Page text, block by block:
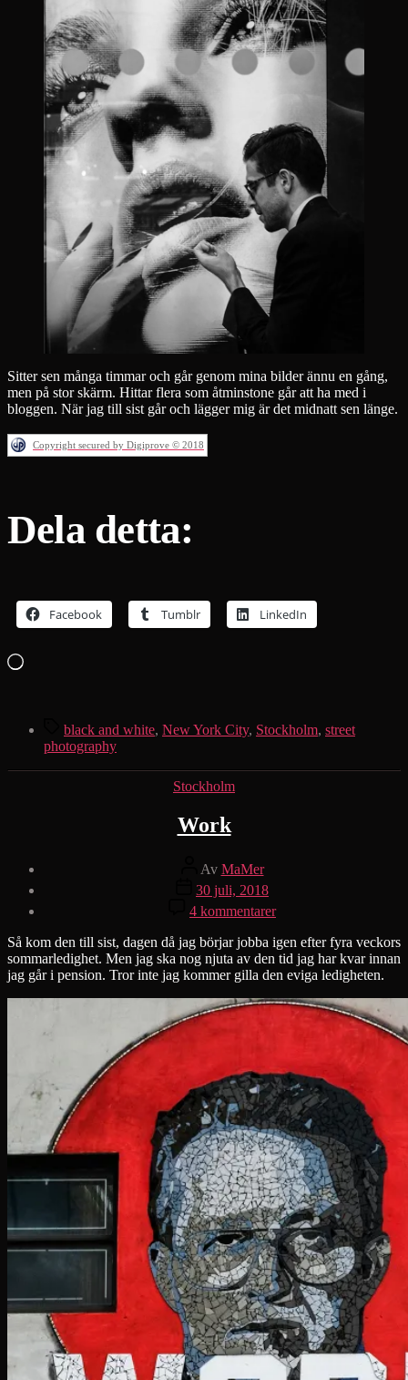
Sitter sen många timmar och går genom mina bilder ännu en gång,
men på stor skärm. Hittar flera som åtminstone går att ha med i
bloggen. När jag till sist går och lägger mig är det midnatt sen länge.
Copyright secured by Digiprove © 2018
Dela detta:
Facebook Tumblr LinkedIn
Laddar
Etiketter
black and white, New York City, Stockholm, street
photography
Kategorier
Stockholm
Work
Inläggsförfattare
Av MaMer
Inläggsdatum
30 juli, 2018
4 kommentarertill
Work
Så kom den till sist, dagen då jag börjar jobba igen efter fyra veckors
sommarledighet. Men jag ska nog njuta av den tid jag har kvar innan
jag går i pension. Tror inte jag kommer gilla den eviga ledigheten.